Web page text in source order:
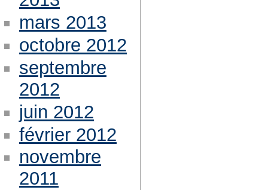
mars 2013
octobre 2012
septembre
2012
juin 2012
février 2012
novembre
2011